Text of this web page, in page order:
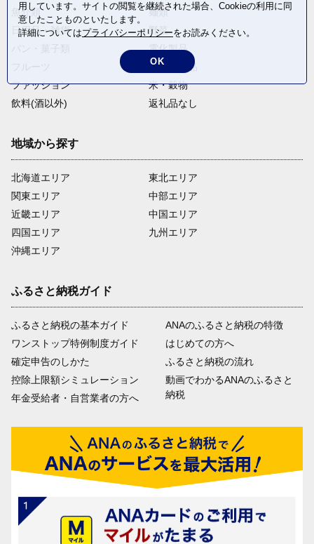
魚介類
麺類
日用品・雑貨
野菜
電化製品
卵・乳製品
ファッション
米・穀物
飲料(酒以外)
返礼品なし
地域から探す
北海道エリア
関東エリア
近畿エリア
四国エリア
沖縄エリア
東北エリア
中部エリア
中国エリア
九州エリア
ふるさと納税ガイド
ふるさと納税の基本ガイド
ワンストップ特例制度ガイド
確定申告のしかた
控除上限額シミュレーション
年金受給者・自営業者の方へ
ANAのふるさと納税の特徴
はじめての方へ
ふるさと納税の流れ
動画でわかるANAのふるさと
納税
用しています。サイトの閲覧を継続された場合、Cookieの利用に同
意したことものといたします。
詳細についてはプライバシーポリシーをお読みください。
OK